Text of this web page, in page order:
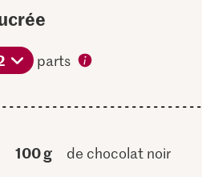
parts
100 g de chocolat noir